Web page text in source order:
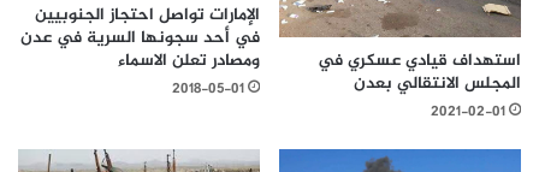
استهداف قيادي عسكري في
المجلس الانتقالي بعدن
2021-02-01
الإمارات تواصل احتجاز الجنوبيين
في أحد سجونها السرية في عدن
ومصادر تعلن الاسماء
2018-05-01